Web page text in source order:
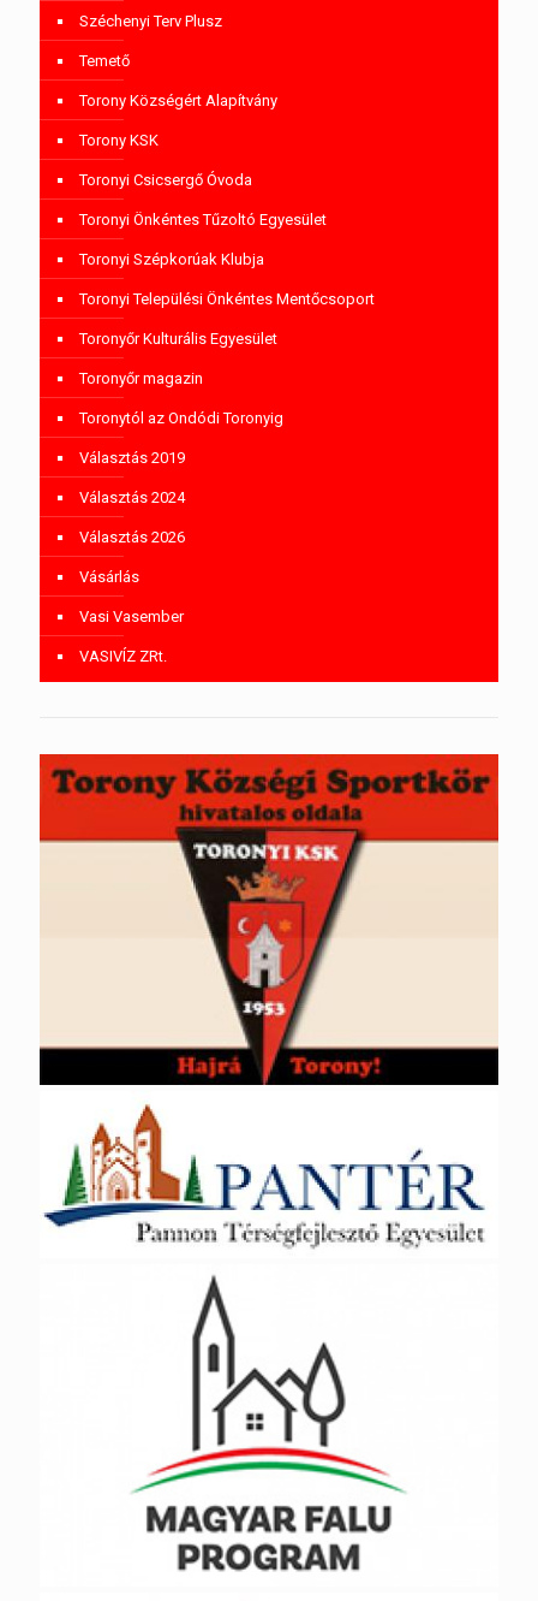
Széchenyi Terv Plusz
Temető
Torony Községért Alapítvány
Torony KSK
Toronyi Csicsergő Óvoda
Toronyi Önkéntes Tűzoltó Egyesület
Toronyi Szépkorúak Klubja
Toronyi Települési Önkéntes Mentőcsoport
Toronyőr Kulturális Egyesület
Toronyőr magazin
Toronytól az Ondódi Toronyig
Választás 2019
Választás 2024
Választás 2026
Vásárlás
Vasi Vasember
VASIVÍZ ZRt.